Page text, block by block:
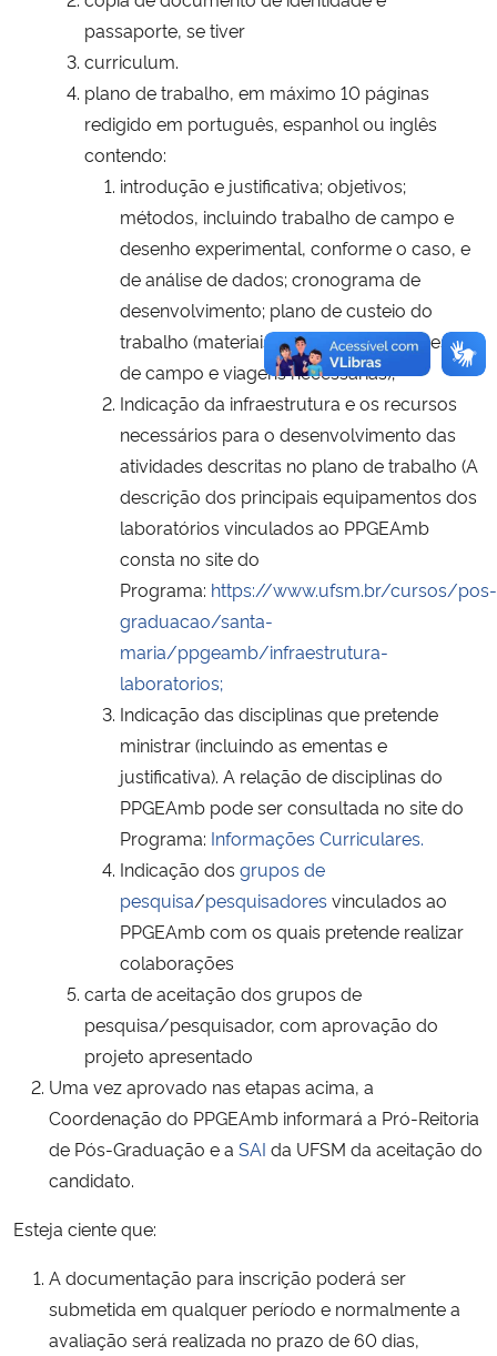
passaporte, se tiver
curriculum.
plano de trabalho, em máximo 10 páginas
redigido em português, espanhol ou inglês
contendo:
introdução e justificativa; objetivos;
métodos, incluindo trabalho de campo e
desenho experimental, conforme o caso, e
de análise de dados; cronograma de
desenvolvimento; plano de custeio do
trabalho (materiais de consumo, despesas
de campo e viagens necessárias);
Indicação da infraestrutura e os recursos
necessários para o desenvolvimento das
atividades descritas no plano de trabalho (A
descrição dos principais equipamentos dos
laboratórios vinculados ao PPGEAmb
consta no site do
Programa: https://www.ufsm.br/cursos/pos-
graduacao/santa-
maria/ppgeamb/infraestrutura-
laboratorios;
Indicação das disciplinas que pretende
ministrar (incluindo as ementas e
justificativa). A relação de disciplinas do
PPGEAmb pode ser consultada no site do
Programa: Informações Curriculares.
Indicação dos grupos de
pesquisa/pesquisadores vinculados ao
PPGEAmb com os quais pretende realizar
colaborações
carta de aceitação dos grupos de
pesquisa/pesquisador, com aprovação do
projeto apresentado
Uma vez aprovado nas etapas acima, a
Coordenação do PPGEAmb informará a Pró-Reitoria
de Pós-Graduação e a SAI da UFSM da aceitação do
candidato.
Esteja ciente que:
A documentação para inscrição poderá ser
submetida em qualquer período e normalmente a
avaliação será realizada no prazo de 60 dias,